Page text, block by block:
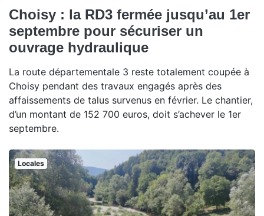
Choisy : la RD3 fermée jusqu’au 1er
septembre pour sécuriser un
ouvrage hydraulique
La route départementale 3 reste totalement coupée à
Choisy pendant des travaux engagés après des
affaissements de talus survenus en février. Le chantier,
d’un montant de 152 700 euros, doit s’achever le 1er
septembre.
Locales